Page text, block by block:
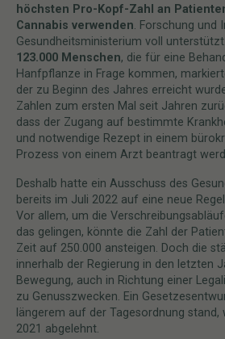
höchsten Pro-Kopf-Zahl an
Cannabis verwenden. Forschung und
Gesundheitsministerium voll
123.000 Menschen, die für eine
Hanfpflanze in Frage kommen,
der zu Beginn des Jahres erreicht
Zahlen zum ersten Mal seit Jahren
dass der Zugang auf bestimmte
und notwendige Rezept in einem
Prozess von einem Arzt beantragt
Deshalb hatte ein Ausschuss des
bereits im Juli 2022 auf eine neue
Vor allem, um die
das gelingen, könnte die Zahl der
Zeit auf 250.000 ansteigen. Doch die
innerhalb der Regierung in den letzten
Bewegung, auch in Richtung einer
zu Genusszwecken. Ein
längerem auf der Tagesordnung
2021 abgelehnt.